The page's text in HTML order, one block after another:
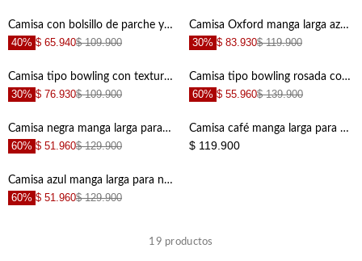
+ +
+ +
+ +
+
Camisa con bolsillo de parche y bordado café para niño
40% $ 65.940$ 109.900
Camisa Oxford manga larga azul para niño
30% $ 83.930$ 119.900
Camisa tipo bowling con textura crudo para niño
30% $ 76.930$ 109.900
Camisa tipo bowling rosada con bordado de veleros para niño
60% $ 55.960$ 139.900
Camisa negra manga larga para niño
60% $ 51.960$ 129.900
Camisa café manga larga para niño
$ 119.900
Camisa azul manga larga para niño
60% $ 51.960$ 129.900
19 productos